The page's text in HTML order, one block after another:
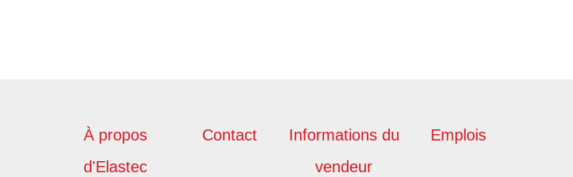
À propos
d'Elastec
Contact
Informations du
vendeur
Emplois